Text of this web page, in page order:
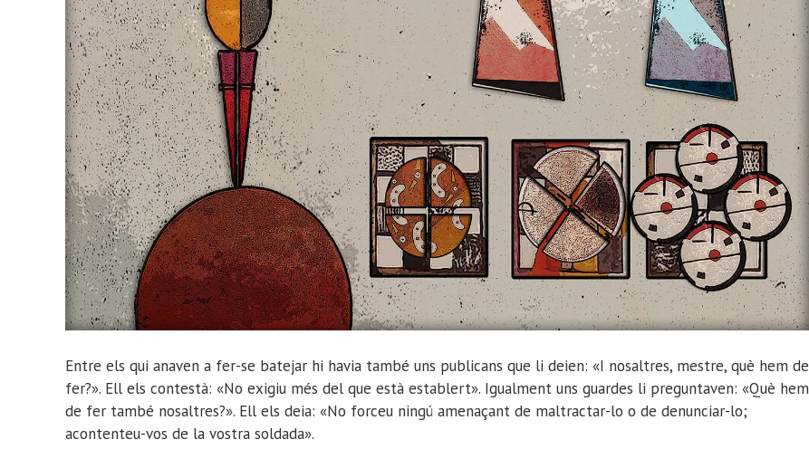
Entre els qui anaven a fer-se batejar hi havia també uns publicans que li deien: «I nosaltres, mestre, què hem de
fer?». Ell els contestà: «No exigiu més del que està establert». Igualment uns guardes li preguntaven: «Què hem
de fer també nosaltres?». Ell els deia: «No forceu ningú amenaçant de maltractar-lo o de denunciar-lo;
acontenteu-vos de la vostra soldada».